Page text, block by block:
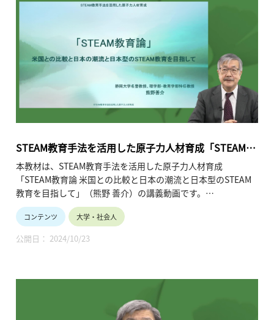
ぜひ、皆様の学びにお役立てください。
・講師名、講師所属：小崎完（北海道大学大学院 工学研究院
応用量子科学部門 原子力安全先端研究・教育センター）
※所属・役職は収録当時のものです。
・動画の長さ： 1時間52分（※動画5本)
STEAM教育手法を活用した原子力人材育成「STEAM教
育論 米国との比較と日本の潮流と日本型のSTEAM教育
を目指して」
本教材は、STEAM教育手法を活用した原子力人材育成
「STEAM教育論 米国との比較と日本の潮流と日本型のSTEAM
教育を目指して」（熊野 善介）の講義動画です。
本講義では、なぜSTEAM教育が必要なのか、なぜエネルギー環
境教育論にSTEAM教育論を組み合わせるとよいのか、学校教員
としてSTEAM教育をどう組み込んでいくとよいのか、どんな学
ぜひ、皆様の学びにお役立てください。
コンテンツ 大学・社会人
公開日： 2024/10/23